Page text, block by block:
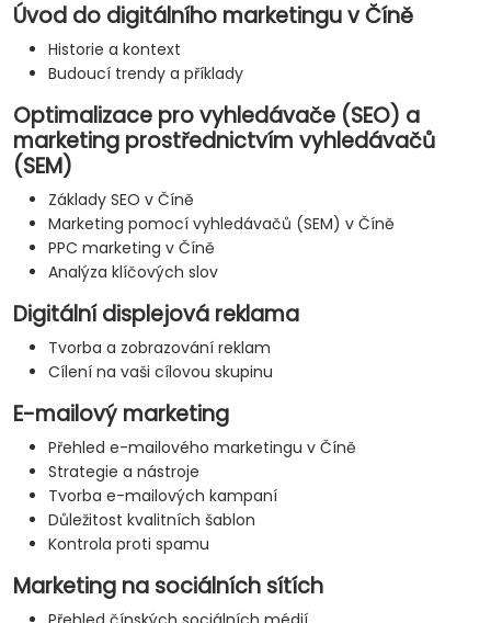
Úvod do digitálního marketingu v Číně
Historie a kontext
Budoucí trendy a příklady
Optimalizace pro vyhledávače (SEO) a
marketing prostřednictvím vyhledávačů
(SEM)
Základy SEO v Číně
Marketing pomocí vyhledávačů (SEM) v Číně
PPC marketing v Číně
Analýza klíčových slov
Digitální displejová reklama
Tvorba a zobrazování reklam
Cílení na vaši cílovou skupinu
E-mailový marketing
Přehled e-mailového marketingu v Číně
Strategie a nástroje
Tvorba e-mailových kampaní
Důležitost kvalitních šablon
Kontrola proti spamu
Marketing na sociálních sítích